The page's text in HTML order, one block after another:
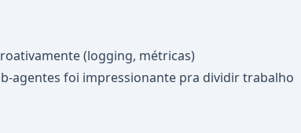
(logging, métricas)
agentes foi impressionante pra dividir trabalho